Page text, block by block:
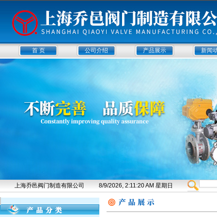
首 页 公司介绍 产品展示 新闻
上海乔邑阀门制造有限公司 8/9/2026, 2:11:21 AM 星期日